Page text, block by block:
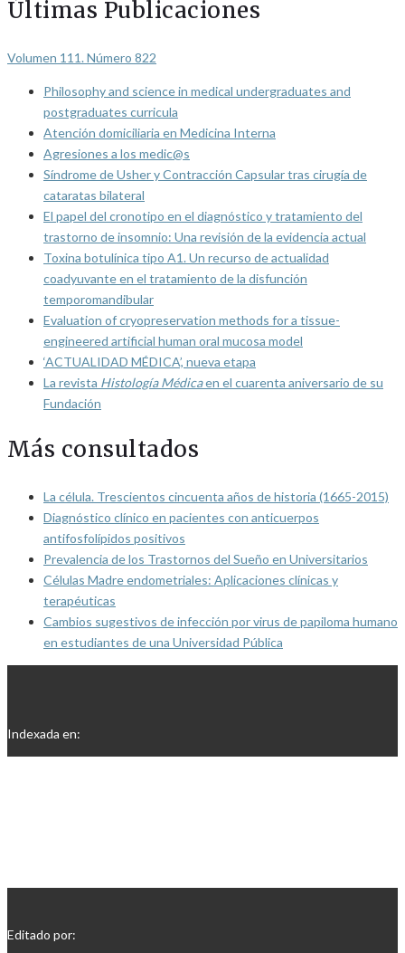
Últimas Publicaciones
Volumen 111. Número 822
Philosophy and science in medical undergraduates and
postgraduates curricula
Atención domiciliaria en Medicina Interna
Agresiones a los medic@s
Síndrome de Usher y Contracción Capsular tras cirugía de
cataratas bilateral
El papel del cronotipo en el diagnóstico y tratamiento del
trastorno de insomnio: Una revisión de la evidencia actual
Toxina botulínica tipo A1. Un recurso de actualidad
coadyuvante en el tratamiento de la disfunción
temporomandibular
Evaluation of cryopreservation methods for a tissue-
engineered artificial human oral mucosa model
‘ACTUALIDAD MÉDICA’, nueva etapa
La revista Histología Médicaen el cuarenta aniversario de su
Fundación
Más consultados
La célula. Trescientos cincuenta años de historia (1665-2015)
Diagnóstico clínico en pacientes con anticuerpos
antifosfolípidos positivos
Prevalencia de los Trastornos del Sueño en Universitarios
Células Madre endometriales: Aplicaciones clínicas y
terapéuticas
Cambios sugestivos de infección por virus de papiloma humano
en estudiantes de una Universidad Pública
Indexada en:
Editado por: